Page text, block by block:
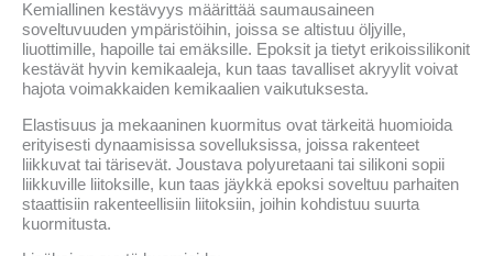
Kemiallinen kestävyys määrittää saumausaineen
soveltuvuuden ympäristöihin, joissa se altistuu öljyille,
liuottimille, hapoille tai emäksille. Epoksit ja tietyt erikoissilikonit
kestävät hyvin kemikaaleja, kun taas tavalliset akryylit voivat
hajota voimakkaiden kemikaalien vaikutuksesta.
Elastisuus ja mekaaninen kuormitus ovat tärkeitä huomioida
erityisesti dynaamisissa sovelluksissa, joissa rakenteet
liikkuvat tai tärisevät. Joustava polyuretaani tai silikoni sopii
liikkuville liitoksille, kun taas jäykkä epoksi soveltuu parhaiten
staattisiin rakenteellisiin liitoksiin, joihin kohdistuu suurta
kuormitusta.